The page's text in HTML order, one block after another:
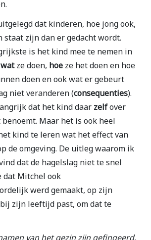
dat kinderen, hoe jong ook,
staat zijn dan er gedacht wordt.
is het kind mee te nemen in
watze doen, hoe ze het doen en hoe
doen en ook wat er gebeurt
niet veranderen (consequenties).
dat het kind daar zelfover
Maar het is ook heel
kind te leren wat het effect van
de omgeving. De uitleg waarom ik
dat de hagelslag niet te snel
dat Mitchel ook
werd gemaakt, op zijn
zijn leeftijd past, om dat te
van het gezin zijn gefingeerd.